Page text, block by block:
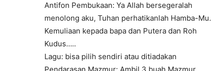
Antifon Pembukaan: Ya Allah bersegeralah
menolong aku, Tuhan perhatikanlah Hamba-Mu.
Kemuliaan kepada bapa dan Putera dan Roh
Kudus…..
Lagu: bisa pilih sendiri atau ditiadakan